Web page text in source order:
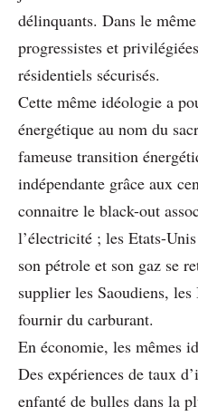
délinquants. Dans le
progressistes et
résidentiels sécurisés.
Cette même idéologie a
énergétique au nom du
fameuse transition
indépendante grâce aux
connaitre le black-out
l’électricité ; les Etats-
son pétrole et son gaz se
supplier les Saoudiens,
fournir du carburant.
En économie, les mêmes
Des expériences de taux
enfanté de bulles dans la